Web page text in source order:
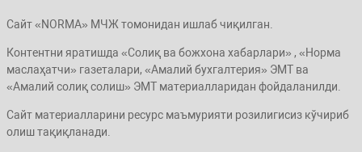
Сайт «NORMA» МЧЖ томонидан ишлаб чиқилган.
Контентни яратишда «Солиқ ва божхона хабарлари» , «Норма
маслаҳатчи» газеталари, «Амалий бухгалтерия» ЭМТ ва
«Амалий солиқ солиш» ЭМТ материалларидан фойдаланилди.
Сайт материалларини ресурс маъмурияти розилигисиз кўчириб
олиш тақиқланади.